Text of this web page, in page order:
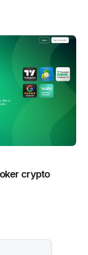
crypto